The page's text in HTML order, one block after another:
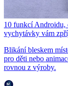
10 funkcí Androidu,
vychytávky vám
Blikání bleskem
pro děti nebo
rovnou z výroby.